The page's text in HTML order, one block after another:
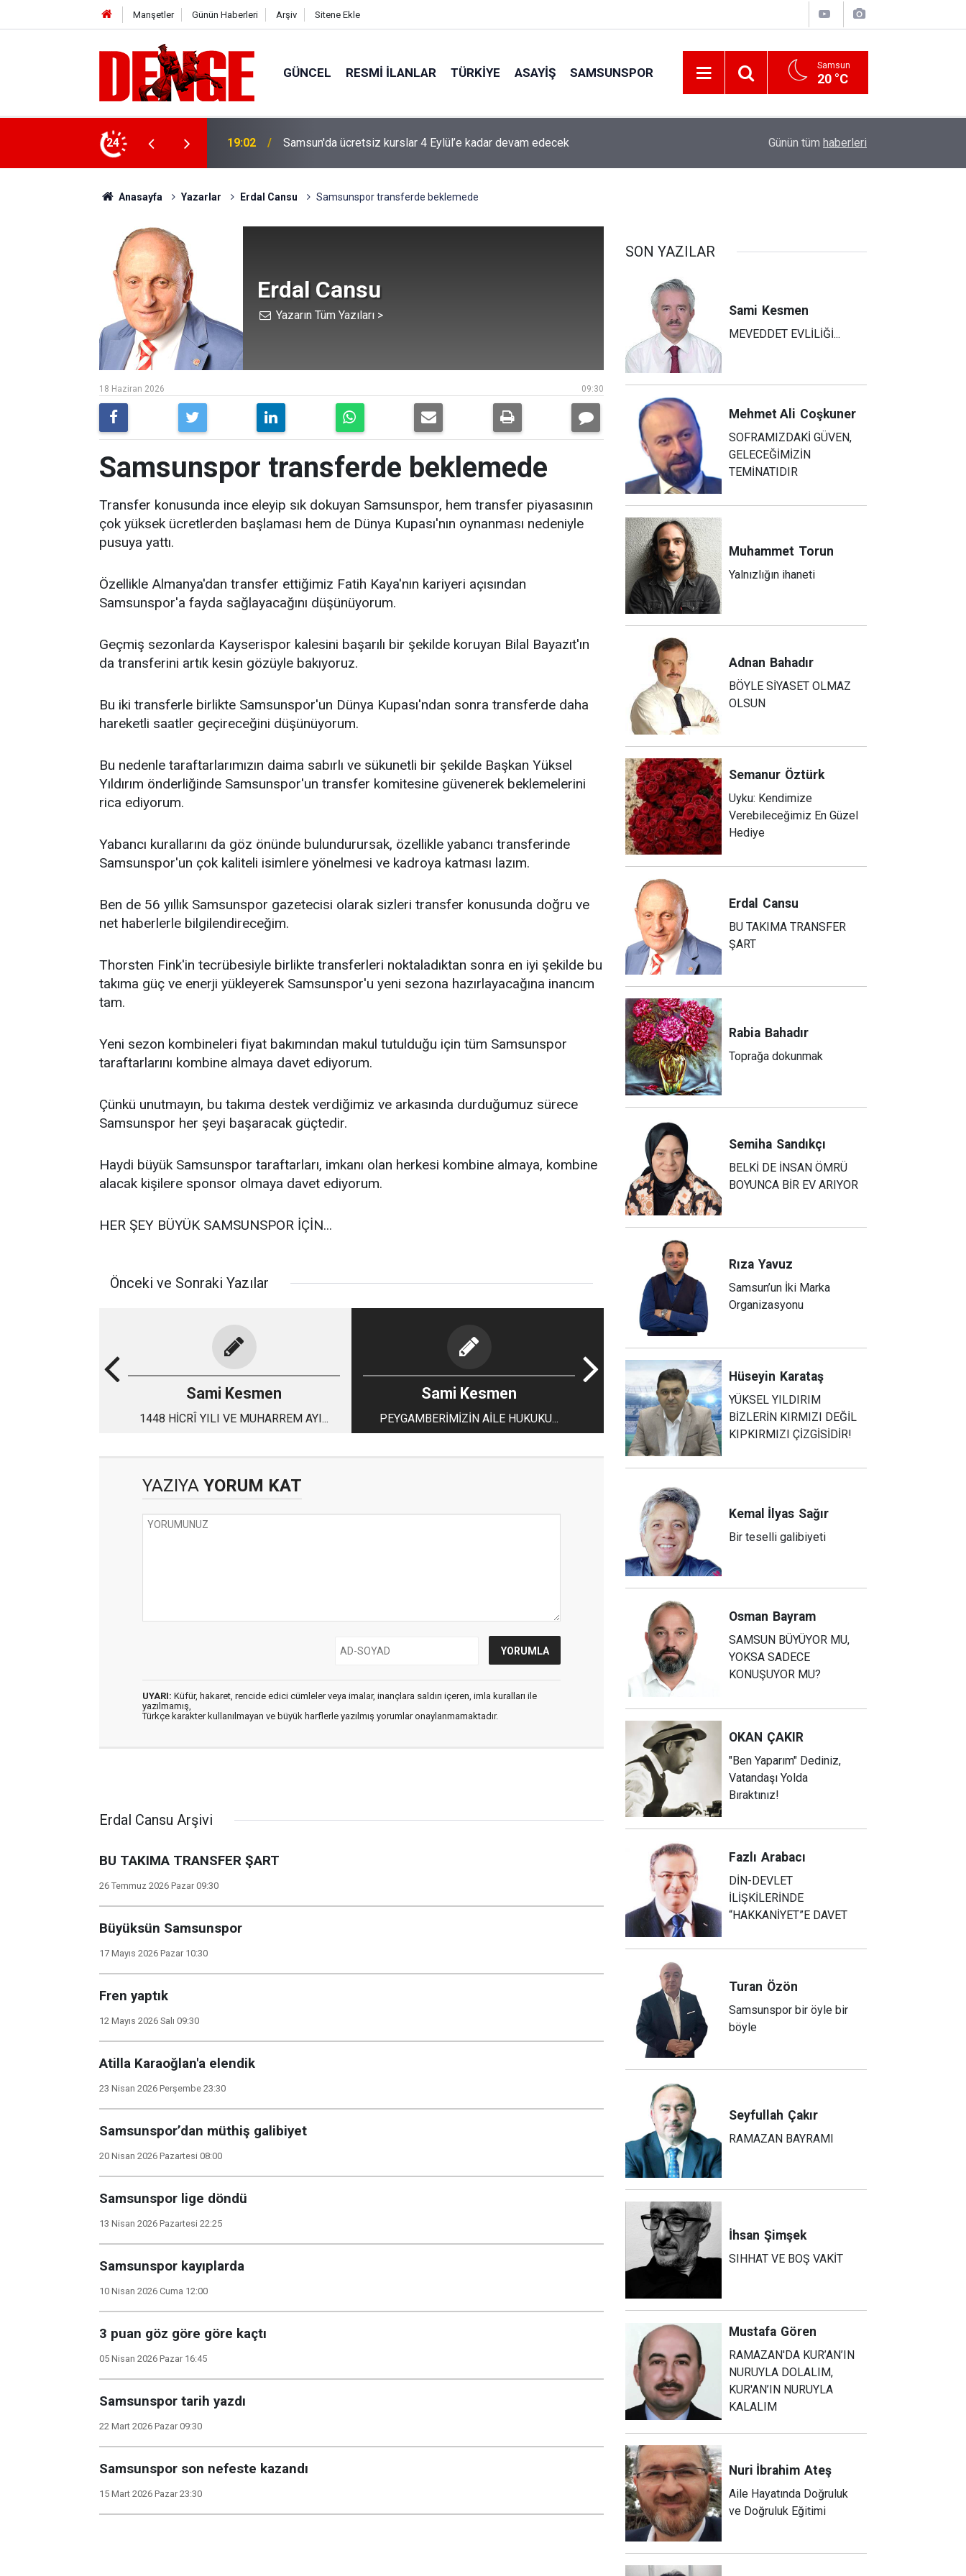
Manşetler Günün Haberleri Arşiv Sitene Ekle
GÜNCEL RESMI İLANLAR TÜRKİYE ASAYİŞ SAMSUNSPOR Samsun
20 °C
24
kadar devam edecek 18:18 Canik'te 20 bin hane fiber internete kavuşuyor 30 ilde DEAŞ terör örgütüne yönelik operasyon!
Günün tüm haberleri
Anasayfa Yazarlar Erdal Cansu Samsunspor transferde beklemede
Erdal Cansu
Yazarın Tüm Yazıları >
09:30
18 Haziran 2026
Samsunspor transferde beklemede
Transfer konusunda ince eleyip sık dokuyan Samsunspor, hem transfer piyasasının
çok yüksek ücretlerden başlaması hem de Dünya Kupası'nın oynanması nedeniyle
pusuya yattı.
Özellikle Almanya'dan transfer ettiğimiz Fatih Kaya'nın kariyeri açısından
Samsunspor'a fayda sağlayacağını düşünüyorum.
Geçmiş sezonlarda Kayserispor kalesini başarılı bir şekilde koruyan Bilal Bayazıt'ın
da transferini artık kesin gözüyle bakıyoruz.
Bu iki transferle birlikte Samsunspor'un Dünya Kupası'ndan sonra transferde daha
hareketli saatler geçireceğini düşünüyorum.
Bu nedenle taraftarlarımızın daima sabırlı ve sükunetli bir şekilde Başkan Yüksel
Yıldırım önderliğinde Samsunspor'un transfer komitesine güvenerek beklemelerini
rica ediyorum.
Yabancı kurallarını da göz önünde bulundurursak, özellikle yabancı transferinde
Samsunspor'un çok kaliteli isimlere yönelmesi ve kadroya katması lazım.
Ben de 56 yıllık Samsunspor gazetecisi olarak sizleri transfer konusunda doğru ve
net haberlerle bilgilendireceğim.
Thorsten Fink'in tecrübesiyle birlikte transferleri noktaladıktan sonra en iyi şekilde bu
takıma güç ve enerji yükleyerek Samsunspor'u yeni sezona hazırlayacağına inancım
tam.
Yeni sezon kombineleri fiyat bakımından makul tutulduğu için tüm Samsunspor
taraftarlarını kombine almaya davet ediyorum.
Çünkü unutmayın, bu takıma destek verdiğimiz ve arkasında durduğumuz sürece
Samsunspor her şeyi başaracak güçtedir.
Haydi büyük Samsunspor taraftarları, imkanı olan herkesi kombine almaya, kombine
alacak kişilere sponsor olmaya davet ediyorum.
HER ŞEY BÜYÜK SAMSUNSPOR İÇİN...
Önceki ve Sonraki Yazılar
Sami Kesmen
1448 HİCRÎ YILI VE MUHARREM AYI...
Sami Kesmen
PEYGAMBERİMİZİN AİLE HUKUKU...
YAZIYA YORUM KAT
UYARI: Küfür, hakaret, rencide edici cümleler veya imalar, inançlara saldırı içeren, imla kuralları ile
yazılmamış,
Türkçe karakter kullanılmayan ve büyük harflerle yazılmış yorumlar onaylanmamaktadır.
Erdal Cansu Arşivi
BU TAKIMA TRANSFER ŞART
26 Temmuz 2026 Pazar 09:30
Büyüksün Samsunspor
17 Mayıs 2026 Pazar 10:30
Fren yaptık
12 Mayıs 2026 Salı 09:30
Atilla Karaoğlan'a elendik
23 Nisan 2026 Perşembe 23:30
Samsunspor’dan müthiş galibiyet
20 Nisan 2026 Pazartesi 08:00
Samsunspor lige döndü
13 Nisan 2026 Pazartesi 22:25
Samsunspor kayıplarda
10 Nisan 2026 Cuma 12:00
3 puan göz göre göre kaçtı
05 Nisan 2026 Pazar 16:45
Samsunspor tarih yazdı
22 Mart 2026 Pazar 09:30
Samsunspor son nefeste kazandı
15 Mart 2026 Pazar 23:30
SON YAZILAR
Sami Kesmen
MEVEDDET EVLİLİĞİ...
Mehmet Ali Coşkuner
SOFRAMIZDAKİ GÜVEN,
GELECEĞİMİZİN
TEMİNATIDIR
Muhammet Torun
Yalnızlığın ihaneti
Adnan Bahadır
BÖYLE SİYASET OLMAZ
OLSUN
Semanur Öztürk
Uyku: Kendimize
Verebileceğimiz En Güzel
Hediye
Erdal Cansu
BU TAKIMA TRANSFER
ŞART
Rabia Bahadır
Toprağa dokunmak
Semiha Sandıkçı
BELKİ DE İNSAN ÖMRÜ
BOYUNCA BİR EV ARIYOR
Rıza Yavuz
Samsun’un İki Marka
Organizasyonu
Hüseyin Karataş
YÜKSEL YILDIRIM
BİZLERİN KIRMIZI DEĞİL
KIPKIRMIZI ÇİZGİSİDİR!
Kemal İlyas Sağır
Bir teselli galibiyeti
Osman Bayram
SAMSUN BÜYÜYOR MU,
YOKSA SADECE
KONUŞUYOR MU?
OKAN ÇAKIR
"Ben Yaparım" Dediniz,
Vatandaşı Yolda
Bıraktınız!
Fazlı Arabacı
DİN-DEVLET
İLİŞKİLERİNDE
“HAKKANİYET”E DAVET
Turan Özön
Samsunspor bir öyle bir
böyle
Seyfullah Çakır
RAMAZAN BAYRAMI
İhsan Şimşek
SIHHAT VE BOŞ VAKİT
Mustafa Gören
RAMAZAN'DA KUR’AN’IN
NURUYLA DOLALIM,
KUR'AN’IN NURUYLA
KALALIM
Nuri İbrahim Ateş
Aile Hayatında Doğruluk
ve Doğruluk Eğitimi